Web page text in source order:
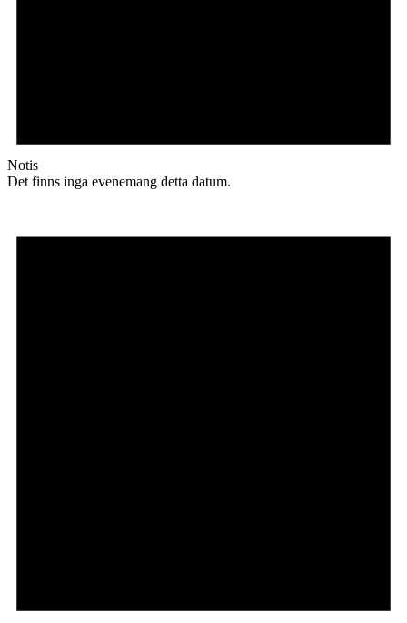
Notis
Det finns inga evenemang detta datum.